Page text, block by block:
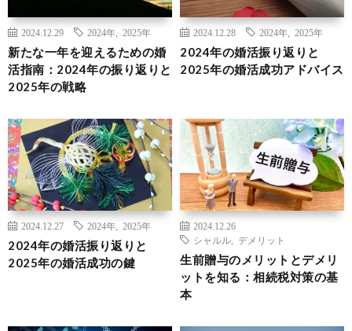
2024.12.29 2024年 2025年
新たな一年を迎えるための婚
活指南：2024年の振り返りと
2025年の戦略
2024.12.28 2024年 2025年
2024年の婚活振り返りと
2025年の婚活成功アドバイス
2024.12.27 2024年 2025年
2024年の婚活振り返りと
2025年の婚活成功の鍵
2024.12.26
シャルル
デメリット
生前贈与のメリットとデメリ
ットを知る：相続税対策の基
本